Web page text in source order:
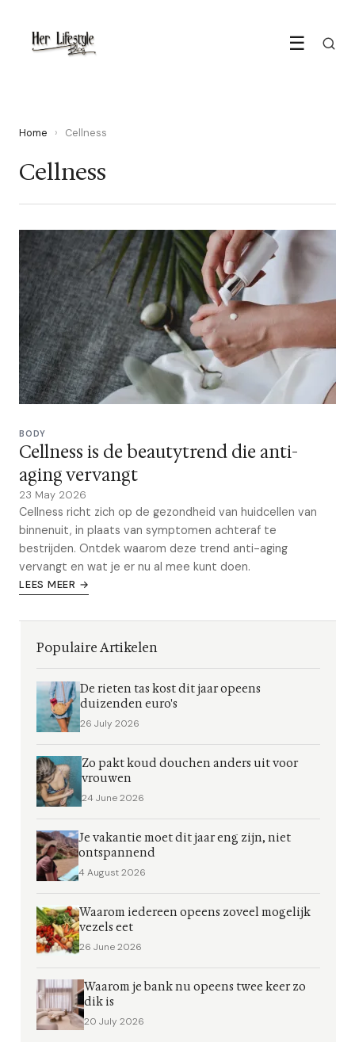
☰
Home › Cellness
Cellness
BODY
Cellness is de beautytrend die anti-
aging vervangt
23 May 2026
Cellness richt zich op de gezondheid van huidcellen van
binnenuit, in plaats van symptomen achteraf te
bestrijden. Ontdek waarom deze trend anti-aging
vervangt en wat je er nu al mee kunt doen.
LEES MEER →
Populaire Artikelen
De rieten tas kost dit jaar opeens
duizenden euro's
26 July 2026
Zo pakt koud douchen anders uit voor
vrouwen
24 June 2026
Je vakantie moet dit jaar eng zijn, niet
ontspannend
4 August 2026
Waarom iedereen opeens zoveel mogelijk
vezels eet
26 June 2026
Waarom je bank nu opeens twee keer zo
dik is
20 July 2026